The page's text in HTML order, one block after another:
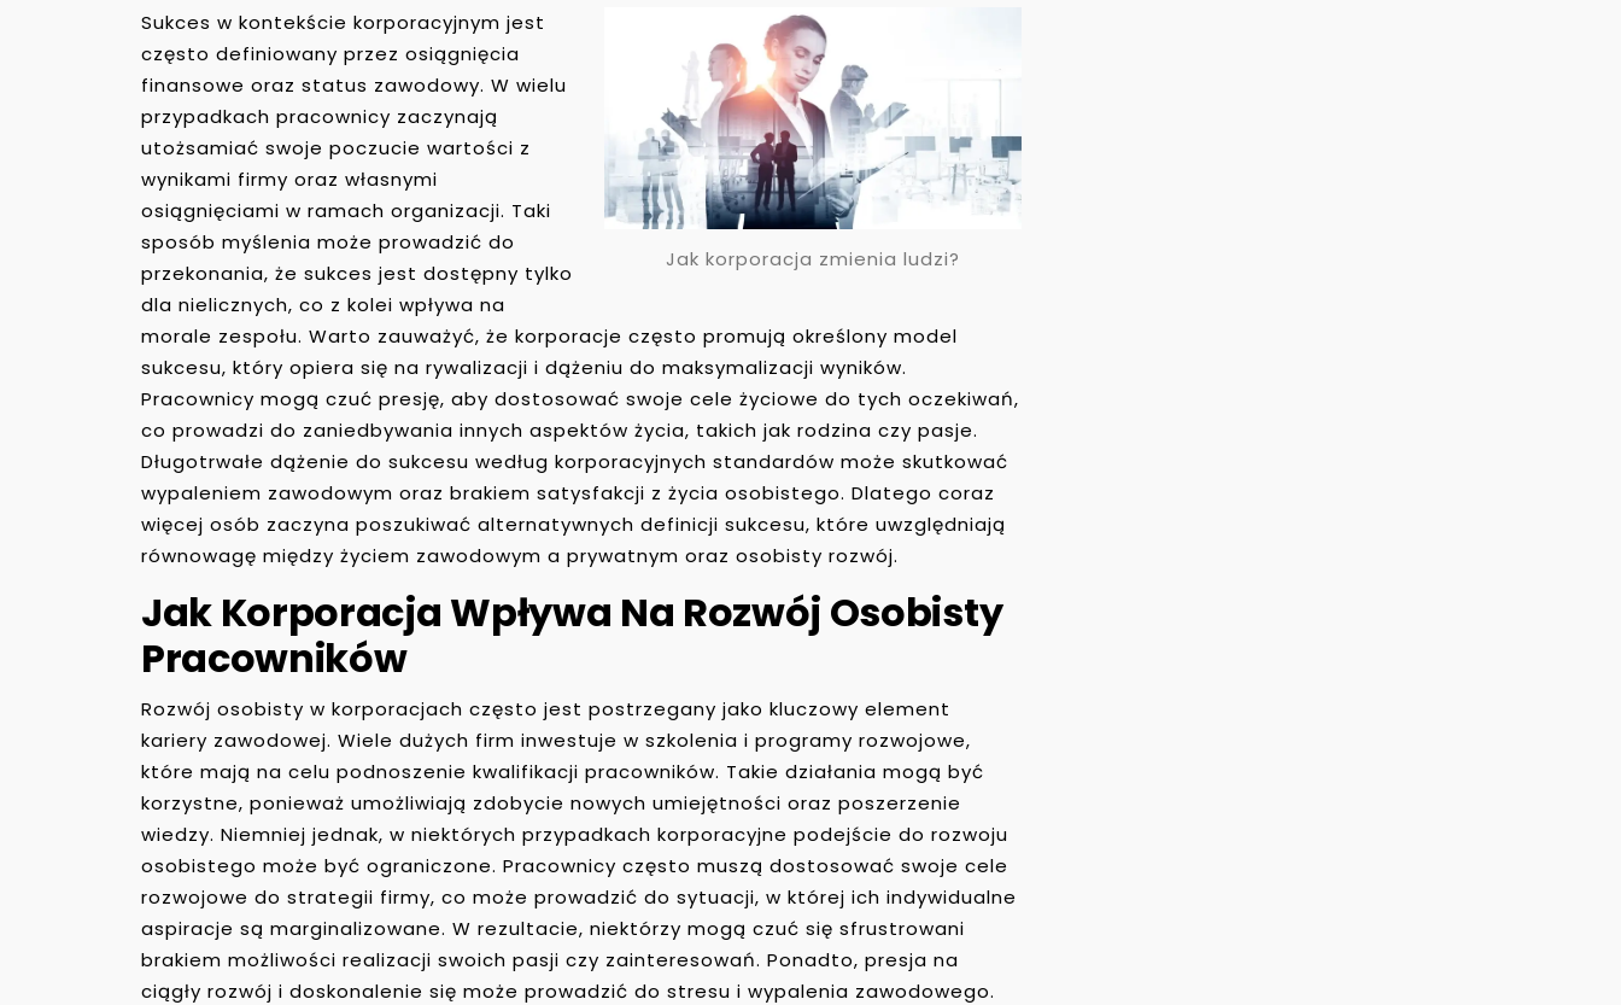
Jak korporacja zmienia ludzi?
Sukces w kontekście korporacyjnym jest
często definiowany przez osiągnięcia
finansowe oraz status zawodowy. W wielu
przypadkach pracownicy zaczynają
utożsamiać swoje poczucie wartości z
wynikami firmy oraz własnymi
osiągnięciami w ramach organizacji. Taki
sposób myślenia może prowadzić do
przekonania, że sukces jest dostępny tylko
dla nielicznych, co z kolei wpływa na
morale zespołu. Warto zauważyć, że korporacje często promują określony model
sukcesu, który opiera się na rywalizacji i dążeniu do maksymalizacji wyników.
Pracownicy mogą czuć presję, aby dostosować swoje cele życiowe do tych oczekiwań,
co prowadzi do zaniedbywania innych aspektów życia, takich jak rodzina czy pasje.
Długotrwałe dążenie do sukcesu według korporacyjnych standardów może skutkować
wypaleniem zawodowym oraz brakiem satysfakcji z życia osobistego. Dlatego coraz
więcej osób zaczyna poszukiwać alternatywnych definicji sukcesu, które uwzględniają
równowagę między życiem zawodowym a prywatnym oraz osobisty rozwój.
Jak Korporacja Wpływa Na Rozwój Osobisty
Pracowników
Rozwój osobisty w korporacjach często jest postrzegany jako kluczowy element
kariery zawodowej. Wiele dużych firm inwestuje w szkolenia i programy rozwojowe,
które mają na celu podnoszenie kwalifikacji pracowników. Takie działania mogą być
korzystne, ponieważ umożliwiają zdobycie nowych umiejętności oraz poszerzenie
wiedzy. Niemniej jednak, w niektórych przypadkach korporacyjne podejście do rozwoju
osobistego może być ograniczone. Pracownicy często muszą dostosować swoje cele
rozwojowe do strategii firmy, co może prowadzić do sytuacji, w której ich indywidualne
aspiracje są marginalizowane. W rezultacie, niektórzy mogą czuć się sfrustrowani
brakiem możliwości realizacji swoich pasji czy zainteresowań. Ponadto, presja na
ciągły rozwój i doskonalenie się może prowadzić do stresu i wypalenia zawodowego.